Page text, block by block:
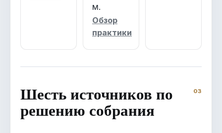
м.
Обзор
практики
Шесть источников по
решению собрания